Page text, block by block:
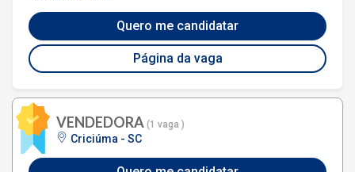
Página da vaga
Quero me candidatar
VENDEDORA (1 vaga )
Criciúma - SC